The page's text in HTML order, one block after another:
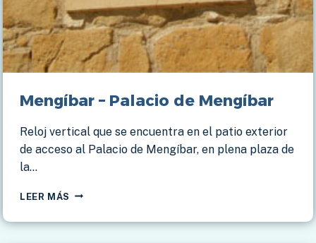
Mengíbar – Palacio de Mengíbar
Reloj vertical que se encuentra en el patio exterior
de acceso al Palacio de Mengíbar, en plena plaza de
la…
LEER MÁS MENGÍBAR
PALACIO